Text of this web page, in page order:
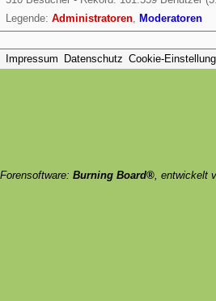
Legende: Administratoren Moderatoren
Impressum Datenschutz Cookie-
Forensoftware: Burning Board®, entwickelt